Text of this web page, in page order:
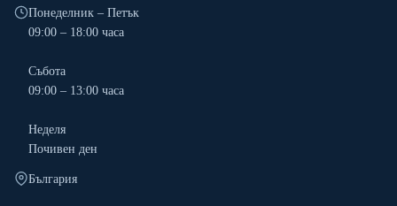
Понеделник – Петък
09:00 – 18:00 часа
Събота
09:00 – 13:00 часа
Неделя
Почивен ден
България